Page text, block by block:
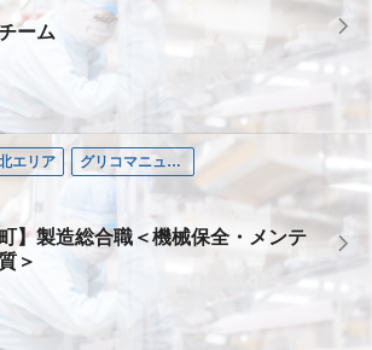
ーム
エリア グリコマニュファクチャリングジャパン株式会社
】製造総合職＜機械保全・メンテ
＞